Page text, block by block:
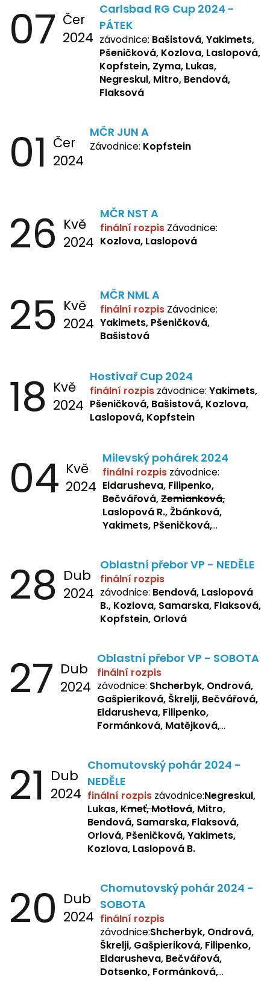
Žbánková, Bašistová Beáta,
Yakimets, Pšeničková Vanesa,
Kozlova Nelly, Laslopová B.,
Kopfstein, Lukas, Negreskul ,
Mitro, Bendová, Flaksová
07 Čer
2024
Carlsbad RG Cup 2024 -
PÁTEK
závodnice: Bašistová, Yakimets,
Pšeničková, Kozlova, Laslopová,
Kopfstein, Zyma, Lukas,
Negreskul, Mitro, Bendová,
Flaksová
01 Čer
2024
MČR JUN A
Závodnice: Kopfstein
26 Kvě
2024
MČR NST A
finální rozpis Závodnice:
Kozlova, Laslopová
25 Kvě
2024
MČR NML A
finální rozpis Závodnice:
Yakimets, Pšeničková,
Bašistová
18 Kvě
2024
Hostivař Cup 2024
finální rozpis závodnice: Yakimets,
Pšeničková, Bašistová, Kozlova,
Laslopová, Kopfstein
04 Kvě
2024
Milevský pohárek 2024
finální rozpis závodnice:
Eldarusheva, Filipenko,
Bečvářová,Zemianková,
Laslopová R., Žbánková,
Yakimets, Pšeničková,
28 Dub
2024
Oblastní přebor VP - NEDĚLE
finální rozpis
závodnice: Bendová, Laslopová
B., Kozlova, Samarska, Flaksová,
Kopfstein, Orlová
27 Dub
2024
Oblastní přebor VP - SOBOTA
finální rozpis
závodnice: Shcherbyk, Ondrová,
Gašpieriková, Škrelji, Bečvářová,
Eldarusheva, Filipenko,
Formánková, Matějková,
Sochorová, Repetska, Lukas,
Negreskul, Mitro
21 Dub
2024
Chomutovský pohár 2024 -
NEDĚLE
finální rozpis závodnice:Negreskul,
Lukas,Kmeť, Motlová, Mitro,
Bendová, Samarska, Flaksová,
Orlová, Pšeničková, Yakimets,
Kozlova, Laslopová B.
20 Dub
2024
Chomutovský pohár 2024 -
SOBOTA
finální rozpis
závodnice:Shcherbyk, Ondrová,
Škrelji, Gašpieriková, Filipenko,
Eldarusheva, Bečvářová,
Dotsenko, Formánková,